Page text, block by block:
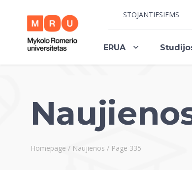
STOJANTIESIEMS
ERUA
Homepage / Naujienos / Page 335